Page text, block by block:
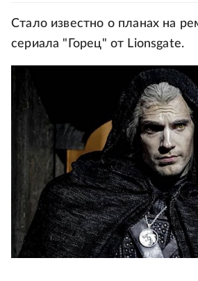
Стало известно о планах на
сериала "Горец" от Lionsgate.